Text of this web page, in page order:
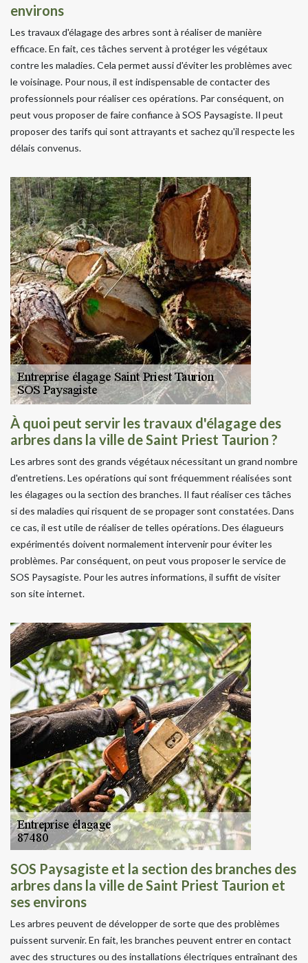
environs
Les travaux d'élagage des arbres sont à réaliser de manière
efficace. En fait, ces tâches servent à protéger les végétaux
contre les maladies. Cela permet aussi d'éviter les problèmes avec
le voisinage. Pour nous, il est indispensable de contacter des
professionnels pour réaliser ces opérations. Par conséquent, on
peut vous proposer de faire confiance à SOS Paysagiste. Il peut
proposer des tarifs qui sont attrayants et sachez qu'il respecte les
délais convenus.
À quoi peut servir les travaux d'élagage des
arbres dans la ville de Saint Priest Taurion ?
Les arbres sont des grands végétaux nécessitant un grand nombre
d'entretiens. Les opérations qui sont fréquemment réalisées sont
les élagages ou la section des branches. Il faut réaliser ces tâches
si des maladies qui risquent de se propager sont constatées. Dans
ce cas, il est utile de réaliser de telles opérations. Des élagueurs
expérimentés doivent normalement intervenir pour éviter les
problèmes. Par conséquent, on peut vous proposer le service de
SOS Paysagiste. Pour les autres informations, il suffit de visiter
son site internet.
SOS Paysagiste et la section des branches des
arbres dans la ville de Saint Priest Taurion et
ses environs
Les arbres peuvent de développer de sorte que des problèmes
puissent survenir. En fait, les branches peuvent entrer en contact
avec des structures ou des installations électriques entraînant des